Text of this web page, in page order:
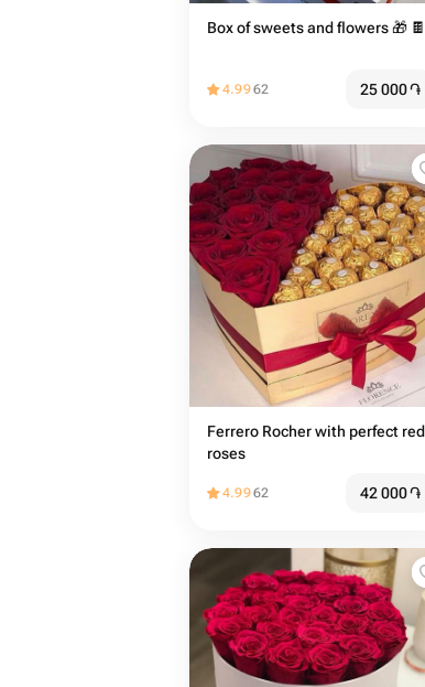
Box of sweets and flowers 🎁 🍫
4.9962 25 000֏
Ferrero Rocher with perfect red
roses
4.9962 42 000֏